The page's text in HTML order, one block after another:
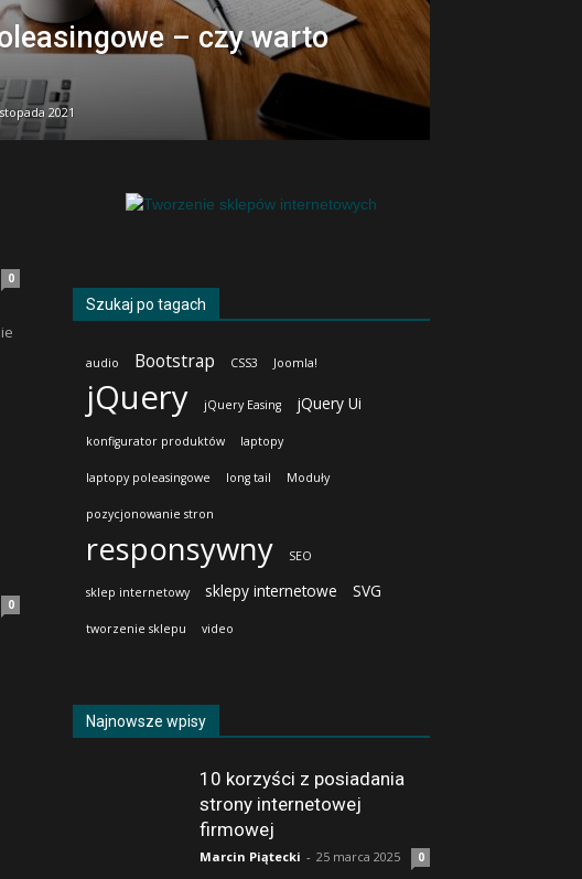
– czy warto
2021
0
0
Szukaj po tagach
audio Bootstrap CSS3 Joomla!
jQuery jQuery Easing jQuery Ui
konfigurator produktów laptopy
laptopy poleasingowe long tail Moduły
pozycjonowanie stron
responsywny SEO
sklep internetowy sklepy internetowe SVG
tworzenie sklepu video
Najnowsze wpisy
10 korzyści z posiadania
strony internetowej
firmowej
Marcin Piątecki - 25 marca 2025 0